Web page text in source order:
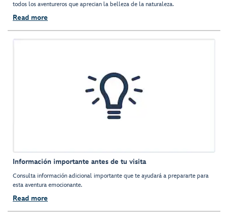
todos los aventureros que aprecian la belleza de la naturaleza.
Read more
Información importante antes de tu visita
Consulta información adicional importante que te ayudará a prepararte para
esta aventura emocionante.
Read more